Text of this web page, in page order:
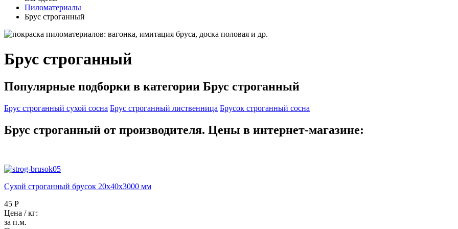
Пиломатериалы
Брус строганный
Брус строганный
Популярные подборки в категории Брус строганный
Брус строганный сухой сосна Брус строганный лиственница Брусок строганный сосна
Брус строганный от производителя. Цены в интернет-магазине:
Сухой строганный брусок 20x40х3000 мм
45 Р
Цена / кг:
за п.м.